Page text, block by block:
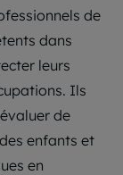
de
dans
leurs
Ils
de
enfants et
en